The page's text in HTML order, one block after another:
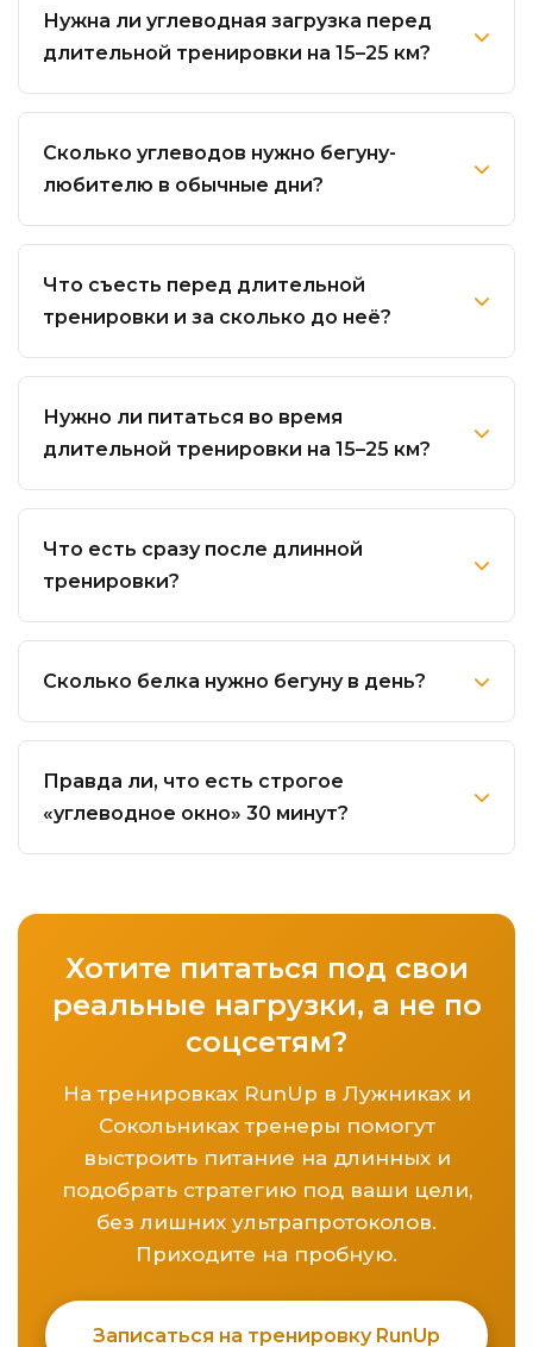
Нужна ли углеводная загрузка перед
длительной тренировки на 15–25 км?
Сколько углеводов нужно бегуну-
любителю в обычные дни?
Что съесть перед длительной
тренировки и за сколько до неё?
Нужно ли питаться во время
длительной тренировки на 15–25 км?
Что есть сразу после длинной
тренировки?
Сколько белка нужно бегуну в день?
Правда ли, что есть строгое
«углеводное окно» 30 минут?
Хотите питаться под свои
реальные нагрузки, а не по
соцсетям?
На тренировках RunUp в Лужниках и
Сокольниках тренеры помогут
выстроить питание на длинных и
подобрать стратегию под ваши цели,
без лишних ультрапротоколов.
Приходите на пробную.
Записаться на тренировку RunUp